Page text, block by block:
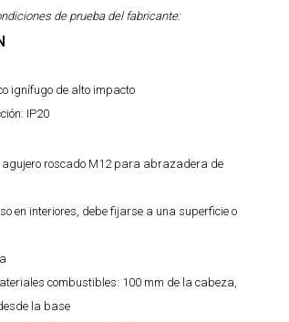
de prueba del fabricante:
ignífugo de alto impacto
IP20
agujero roscado M12 para abrazadera de
en interiores, debe fijarse a una superficie o
combustibles: 100 mm de la cabeza,
la base